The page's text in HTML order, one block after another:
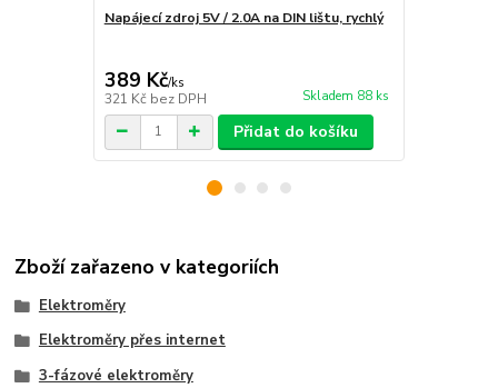
Napájecí zdroj 5V / 2.0A na DIN lištu, rychlý
389 Kč/ks
321 Kč bez DPH Skladem 88 ks
Přidat do košíku
Zboží zařazeno v kategoriích
Elektroměry
Elektroměry přes internet
3-fázové elektroměry